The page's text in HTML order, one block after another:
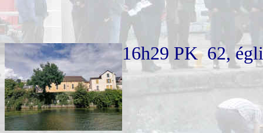
16h29 PK 62,